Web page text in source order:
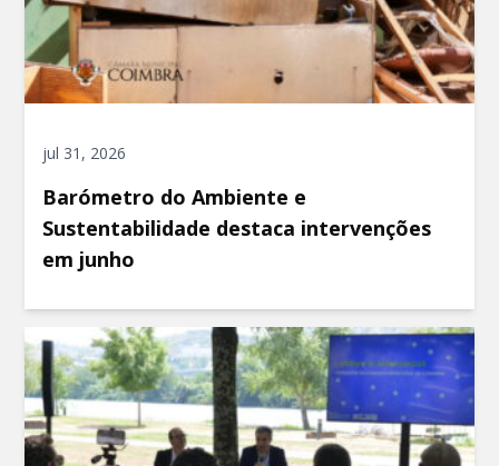
jul 31, 2026
Barómetro do Ambiente e
Sustentabilidade destaca intervenções
em junho